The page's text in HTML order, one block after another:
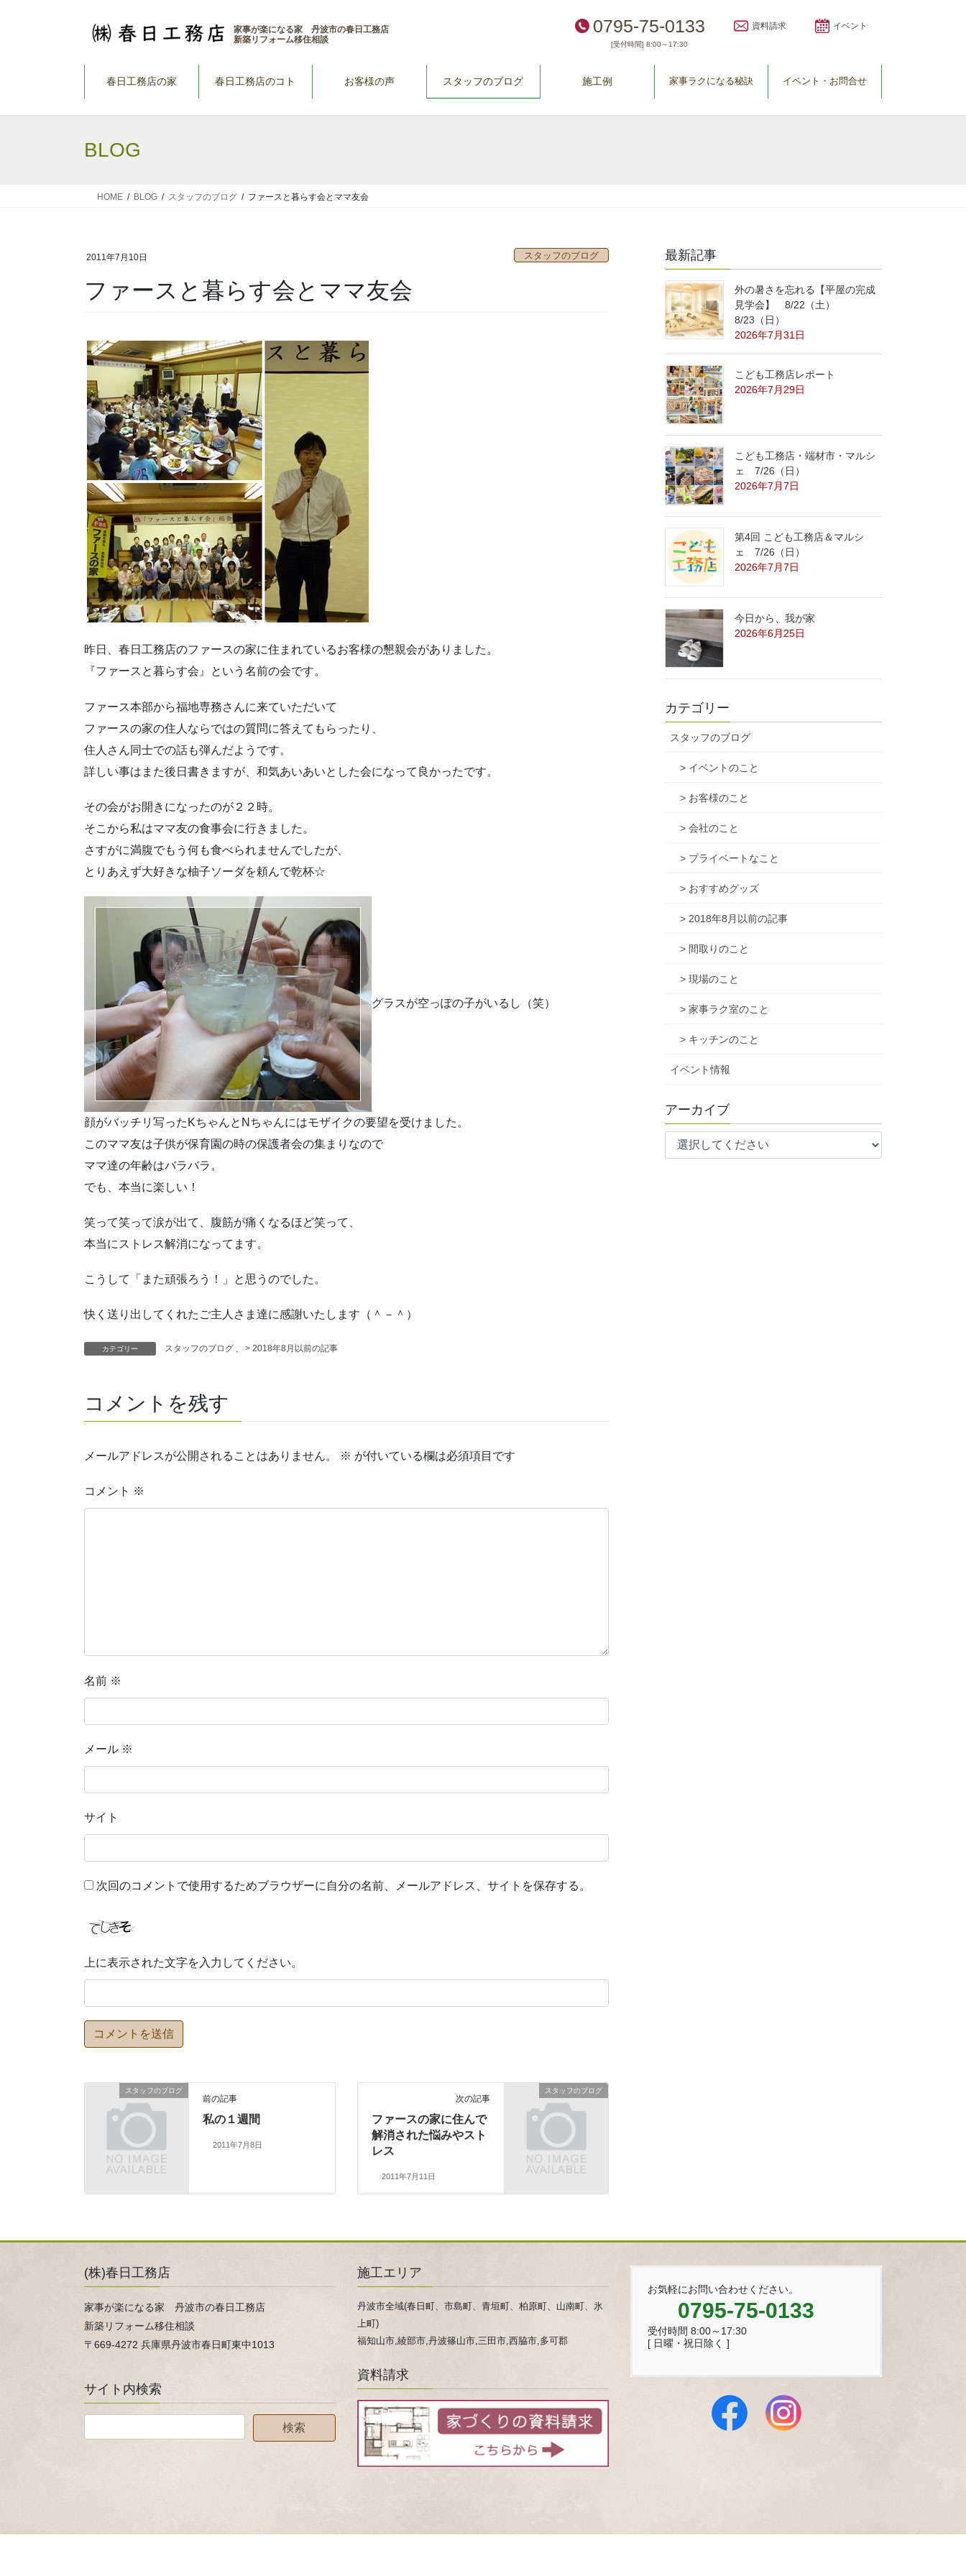
家事が楽になる家 丹波市の春日工務店
新築リフォーム移住相談
0795-75-0133
[受付時間] 8:00～17:30
資料請求 イベント
春日工務店の家 春日工務店のコト お客様の声 スタッフのブログ 施工例 家事ラクになる秘訣 イベント・お問合せ
BLOG
HOME BLOG スタッフのブログ ファースと暮らす会とママ友会
2011年7月10日 スタッフのブログ
ファースと暮らす会とママ友会
昨日、春日工務店のファースの家に住まれているお客様の懇親会がありました。
『ファースと暮らす会』という名前の会です。
ファース本部から福地専務さんに来ていただいて
ファースの家の住人ならではの質問に答えてもらったり、
住人さん同士での話も弾んだようです。
詳しい事はまた後日書きますが、和気あいあいとした会になって良かったです。
その会がお開きになったのが２２時。
そこから私はママ友の食事会に行きました。
さすがに満腹でもう何も食べられませんでしたが、
とりあえず大好きな柚子ソーダを頼んで乾杯☆
グラスが空っぽの子がいるし（笑）
顔がバッチリ写ったKちゃんとNちゃんにはモザイクの要望を受けました。
このママ友は子供が保育園の時の保護者会の集まりなので
ママ達の年齢はバラバラ。
でも、本当に楽しい！
笑って笑って涙が出て、腹筋が痛くなるほど笑って、
本当にストレス解消になってます。
こうして「また頑張ろう！」と思うのでした。
快く送り出してくれたご主人さま達に感謝いたします（＾－＾）
カテゴリー スタッフのブログ > 2018年8月以前の記事
コメントを残す
メールアドレスが公開されることはありません。 ※ が付いている欄は必須項目です
コメント ※
名前 ※
メール ※
サイト
次回のコメントで使用するためブラウザーに自分の名前、メールアドレス、サイトを保存する。
上に表示された文字を入力してください。
スタッフのブログ
前の記事
私の１週間
2011年7月8日
スタッフのブログ
次の記事
ファースの家に住んで
解消された悩みやスト
レス
2011年7月11日
最新記事
外の暑さを忘れる【平屋の完成
見学会】 8/22（土）
8/23（日）
2026年7月31日
こども工務店レポート
2026年7月29日
こども工務店・端材市・マルシ
ェ 7/26（日）
2026年7月7日
第4回 こども工務店＆マルシ
ェ 7/26（日）
2026年7月7日
今日から、我が家
2026年6月25日
カテゴリー
スタッフのブログ
> イベントのこと
> お客様のこと
> 会社のこと
> プライベートなこと
> おすすめグッズ
> 2018年8月以前の記事
> 間取りのこと
> 現場のこと
> 家事ラク室のこと
> キッチンのこと
イベント情報
アーカイブ
(株)春日工務店
家事が楽になる家 丹波市の春日工務店
新築リフォーム移住相談
〒669-4272 兵庫県丹波市春日町東中1013
サイト内検索
施工エリア
丹波市全域(春日町、市島町、青垣町、柏原町、山南町、氷
上町)
福知山市,綾部市,丹波篠山市,三田市,西脇市,多可郡
資料請求
お気軽にお問い合わせください。
0795-75-0133
受付時間 8:00～17:30
[ 日曜・祝日除く ]